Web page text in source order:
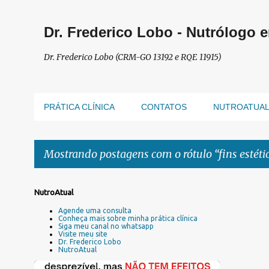
Dr. Frederico Lobo - Nutrólogo
Dr. Frederico Lobo (CRM-GO 13192 e RQE 11915)
PRÁTICA CLÍNICA CONTATOS NUTROATUAL
Mostrando postagens com o rótulo fins
P
NutroAtual
Agende uma consulta
Conheça mais sobre minha prática clínica
Siga meu canal no whatsapp
Visite meu site
Dr. Frederico Lobo
NutroAtual